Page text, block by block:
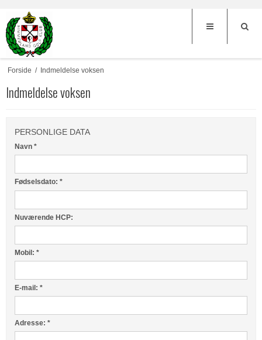
Forside / Indmeldelse voksen
Indmeldelse voksen
PERSONLIGE DATA
Navn *
Fødselsdato: *
Nuværende HCP:
Mobil: *
E-mail: *
Adresse: *